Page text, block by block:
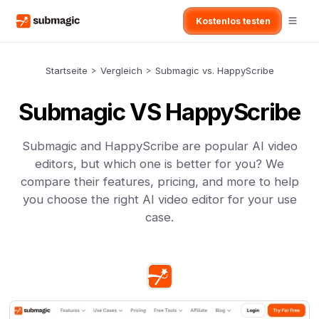
Kostenlos testen
Startseite > Vergleich > Submagic vs. HappyScribe
Submagic VS HappyScribe
Submagic and HappyScribe are popular AI video
editors, but which one is better for you? We
compare their features, pricing, and more to help
you choose the right AI video editor for your use
case.